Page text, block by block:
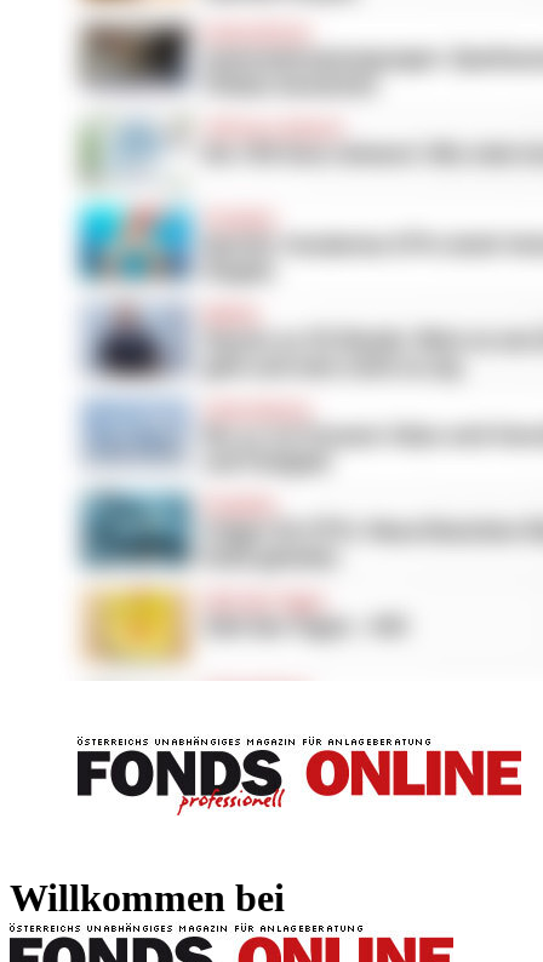
Willkommen bei